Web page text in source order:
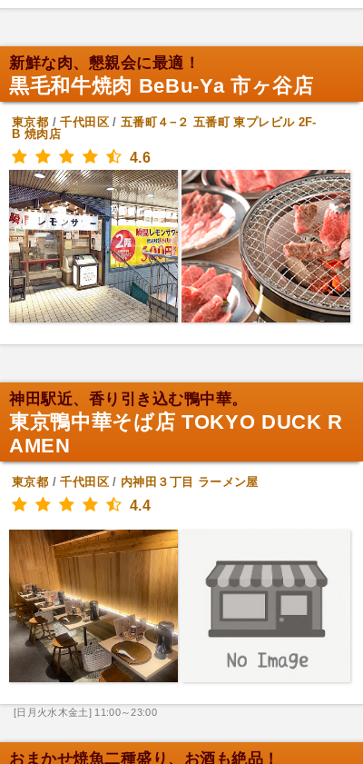
新鮮な肉、懇親会に最適！
黒毛和牛焼肉 BeBu-Ya 市ヶ谷店
東京都 /千代田区/五番町４−２ 五番町 東プレビル 2F-
B 焼肉店
4.6
神田駅近、香り引き込む鴨中華。
東京鴨中華そば店 TOKYO DUCK R
AMEN
東京都 /千代田区/ 内神田３丁目 ラーメン屋
4.4
[日月火水木金土] 11:00～23:00
おまかせ焼魚二種盛り、お酒も絶品！